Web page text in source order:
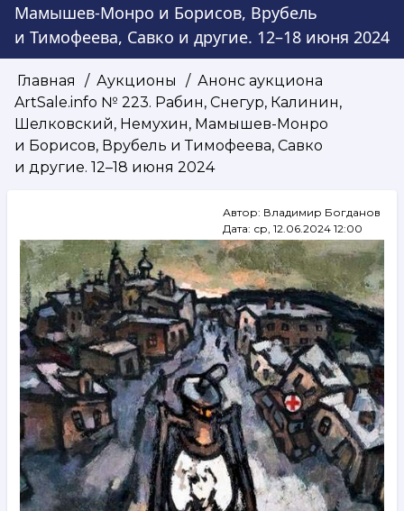
Мамышев-Монро и Борисов, Врубель
и Тимофеева, Савко и другие. 12–18 июня 2024
Строка
навигации
Главная Аукционы
Анонс аукциона
ArtSale.info № 223. Рабин, Снегур, Калинин,
Шелковский, Немухин, Мамышев-Монро
и Борисов, Врубель и Тимофеева, Савко
и другие. 12–18 июня 2024
Автор: Владимир Богданов
Дата: ср, 12.06.2024 12:00